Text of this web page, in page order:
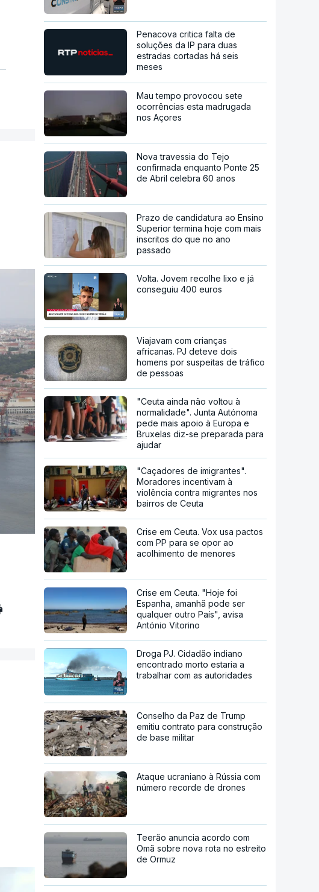
Penacova critica falta de
soluções da IP para duas
estradas cortadas há seis
meses
Mau tempo provocou sete
ocorrências esta madrugada
nos Açores
Nova travessia do Tejo
confirmada enquanto Ponte 25
de Abril celebra 60 anos
Prazo de candidatura ao Ensino
Superior termina hoje com mais
inscritos do que no ano
passado
Volta. Jovem recolhe lixo e já
conseguiu 400 euros
Viajavam com crianças
africanas. PJ deteve dois
homens por suspeitas de tráfico
de pessoas
"Ceuta ainda não voltou à
normalidade". Junta Autónoma
pede mais apoio à Europa e
Bruxelas diz-se preparada para
ajudar
"Caçadores de imigrantes".
Moradores incentivam à
violência contra migrantes nos
bairros de Ceuta
Crise em Ceuta. Vox usa pactos
com PP para se opor ao
acolhimento de menores
Crise em Ceuta. "Hoje foi
Espanha, amanhã pode ser
qualquer outro País", avisa
António Vitorino
Droga PJ. Cidadão indiano
encontrado morto estaria a
trabalhar com as autoridades
Conselho da Paz de Trump
emitiu contrato para construção
de base militar
Ataque ucraniano à Rússia com
número recorde de drones
Teerão anuncia acordo com
Omã sobre nova rota no estreito
de Ormuz